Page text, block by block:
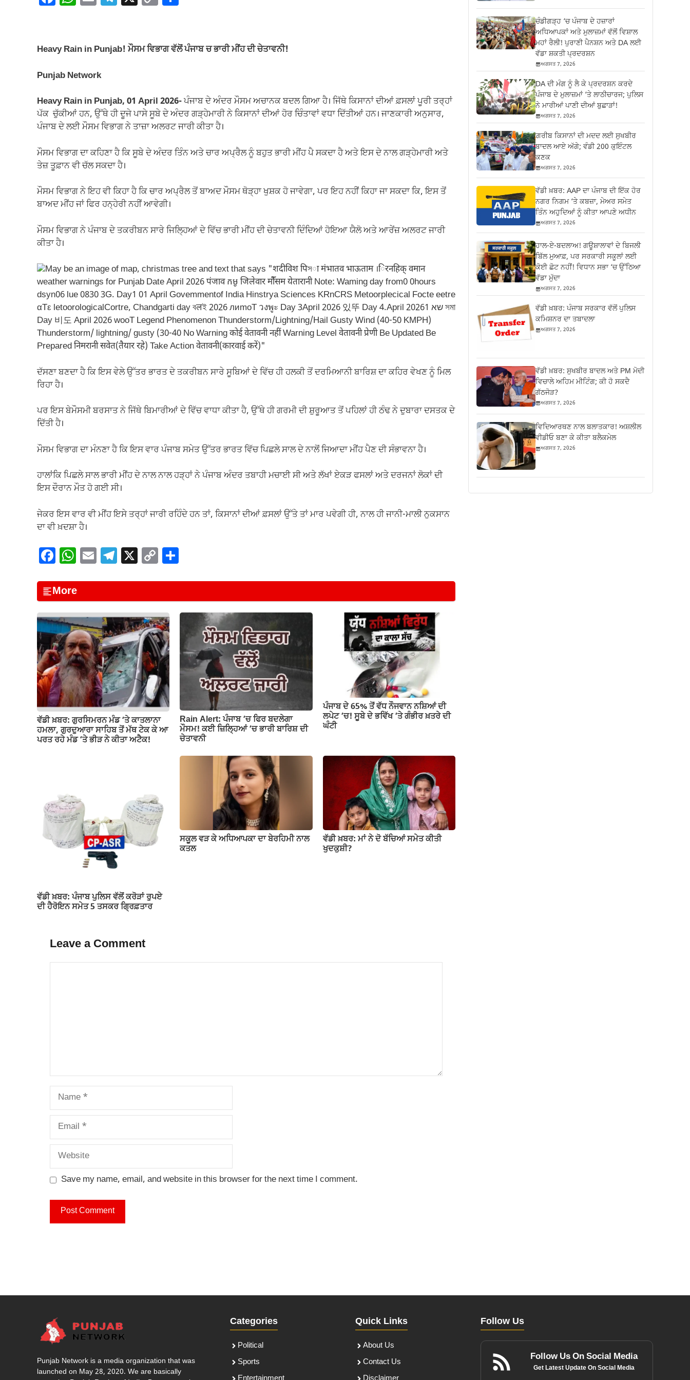
e
o
o
k
s
p
p
gr y
k
e
Heavy Rain in Punjab! ਮੌਸਮ ਵਿਭਾਗ ਵੱਲੋਂ ਪੰਜਾਬ ਚ ਭਾਰੀ ਮੀਂਹ ਦੀ ਚੇਤਾਵਨੀ!
Punjab Network
Heavy Rain in Punjab, 01 April 2026-ਪੰਜਾਬ ਦੇ ਅੰਦਰ ਮੌਸਮ ਅਚਾਨਕ ਬਦਲ ਗਿਆ ਹੈ। ਜਿੱਥੇ ਕਿਸਾਨਾਂ ਦੀਆਂ ਫ਼ਸਲਾਂ ਪੂਰੀ ਤਰ੍ਹਾਂ
ਪੱਕ ਚੁੱਕੀਆਂ ਹਨ, ਉੱਥੇ ਹੀ ਦੂਜੇ ਪਾਸੇ ਸੂਬੇ ਦੇ ਅੰਦਰ ਗੜ੍ਹੇਮਾਰੀ ਨੇ ਕਿਸਾਨਾਂ ਦੀਆਂ ਹੋਰ ਚਿੰਤਾਵਾਂ ਵਧਾ ਦਿੱਤੀਆਂ ਹਨ। ਜਾਣਕਾਰੀ ਅਨੁਸਾਰ,
ਪੰਜਾਬ ਦੇ ਲਈ ਮੌਸਮ ਵਿਭਾਗ ਨੇ ਤਾਜ਼ਾ ਅਲਰਟ ਜਾਰੀ ਕੀਤਾ ਹੈ।
ਮੌਸਮ ਵਿਭਾਗ ਦਾ ਕਹਿਣਾ ਹੈ ਕਿ ਸੂਬੇ ਦੇ ਅੰਦਰ ਤਿੰਨ ਅਤੇ ਚਾਰ ਅਪ੍ਰੈਲ ਨੂੰ ਬਹੁਤ ਭਾਰੀ ਮੀਂਹ ਪੈ ਸਕਦਾ ਹੈ ਅਤੇ ਇਸ ਦੇ ਨਾਲ ਗੜ੍ਹੇਮਾਰੀ ਅਤੇ
ਤੇਜ਼ ਤੂਫ਼ਾਨ ਵੀ ਚੱਲ ਸਕਦਾ ਹੈ।
ਮੌਸਮ ਵਿਭਾਗ ਨੇ ਇਹ ਵੀ ਕਿਹਾ ਹੈ ਕਿ ਚਾਰ ਅਪ੍ਰੈਲ ਤੋਂ ਬਾਅਦ ਮੌਸਮ ਥੋੜ੍ਹਾ ਖੁਸ਼ਕ ਹੋ ਜਾਵੇਗਾ, ਪਰ ਇਹ ਨਹੀਂ ਕਿਹਾ ਜਾ ਸਕਦਾ ਕਿ, ਇਸ ਤੋਂ
ਬਾਅਦ ਮੀਂਹ ਜਾਂ ਫਿਰ ਹਨ੍ਹੇਰੀ ਨਹੀਂ ਆਵੇਗੀ।
ਮੌਸਮ ਵਿਭਾਗ ਨੇ ਪੰਜਾਬ ਦੇ ਤਕਰੀਬਨ ਸਾਰੇ ਜਿਲ੍ਹਿਆਂ ਦੇ ਵਿੱਚ ਭਾਰੀ ਮੀਂਹ ਦੀ ਚੇਤਾਵਨੀ ਦਿੰਦਿਆਂ ਹੋਇਆ ਯੈਲੋ ਅਤੇ ਆਰੇਂਜ਼ ਅਲਰਟ ਜਾਰੀ
ਕੀਤਾ ਹੈ।
ਦੱਸਣਾ ਬਣਦਾ ਹੈ ਕਿ ਇਸ ਵੇਲੇ ਉੱਤਰ ਭਾਰਤ ਦੇ ਤਕਰੀਬਨ ਸਾਰੇ ਸੂਬਿਆਂ ਦੇ ਵਿੱਚ ਹੀ ਹਲਕੀ ਤੋਂ ਦਰਮਿਆਨੀ ਬਾਰਿਸ਼ ਦਾ ਕਹਿਰ ਵੇਖਣ ਨੂੰ ਮਿਲ
ਰਿਹਾ ਹੈ।
ਪਰ ਇਸ ਬੇਮੌਸਮੀ ਬਰਸਾਤ ਨੇ ਜਿੱਥੇ ਬਿਮਾਰੀਆਂ ਦੇ ਵਿੱਚ ਵਾਧਾ ਕੀਤਾ ਹੈ, ਉੱਥੇ ਹੀ ਗਰਮੀ ਦੀ ਸ਼ੁਰੂਆਤ ਤੋਂ ਪਹਿਲਾਂ ਹੀ ਠੰਢ ਨੇ ਦੁਬਾਰਾ ਦਸਤਕ ਦੇ
ਦਿੱਤੀ ਹੈ।
ਮੌਸਮ ਵਿਭਾਗ ਦਾ ਮੰਨਣਾ ਹੈ ਕਿ ਇਸ ਵਾਰ ਪੰਜਾਬ ਸਮੇਤ ਉੱਤਰ ਭਾਰਤ ਵਿੱਚ ਪਿਛਲੇ ਸਾਲ ਦੇ ਨਾਲੋਂ ਜਿਆਦਾ ਮੀਂਹ ਪੈਣ ਦੀ ਸੰਭਾਵਨਾ ਹੈ।
ਹਾਲਾਂਕਿ ਪਿਛਲੇ ਸਾਲ ਭਾਰੀ ਮੀਂਹ ਦੇ ਨਾਲ ਨਾਲ ਹੜ੍ਹਾਂ ਨੇ ਪੰਜਾਬ ਅੰਦਰ ਤਬਾਹੀ ਮਚਾਈ ਸੀ ਅਤੇ ਲੱਖਾਂ ਏਕੜ ਫਸਲਾਂ ਅਤੇ ਦਰਜਨਾਂ ਲੋਕਾਂ ਦੀ
ਇਸ ਦੌਰਾਨ ਮੌਤ ਹੋ ਗਈ ਸੀ।
ਜੇਕਰ ਇਸ ਵਾਰ ਵੀ ਮੀਂਹ ਇਸੇ ਤਰ੍ਹਾਂ ਜਾਰੀ ਰਹਿੰਦੇ ਹਨ ਤਾਂ, ਕਿਸਾਨਾਂ ਦੀਆਂ ਫ਼ਸਲਾਂ ਉੱਤੇ ਤਾਂ ਮਾਰ ਪਵੇਗੀ ਹੀ, ਨਾਲ ਹੀ ਜਾਨੀ-ਮਾਲੀ ਨੁਕਸਾਨ
ਦਾ ਵੀ ਖ਼ਦਸ਼ਾ ਹੈ।
F
c
e
b
o
o
k
W
at
s
A
p
p
E
ail
T
e
gr
a
m
X C
p
y
Li
n
k
ar
e
More
ਵੱਡੀ ਖ਼ਬਰ: ਗੁਰਸਿਮਰਨ ਮੰਡ ‘ਤੇ ਕਾਤਲਾਨਾ
ਹਮਲਾ, ਗੁਰਦੁਆਰਾ ਸਾਹਿਬ ਤੋਂ ਮੱਥ ਟੇਕ ਕੇ ਆ
ਪਰਤ ਰਹੇ ਮੰਡ ‘ਤੇ ਭੀੜ ਨੇ ਕੀਤਾ ਅਟੈਕ!
Rain Alert: ਪੰਜਾਬ ‘ਚ ਫਿਰ ਬਦਲੇਗਾ
ਮੌਸਮ! ਕਈ ਜ਼ਿਲ੍ਹਿਆਂ ‘ਚ ਭਾਰੀ ਬਾਰਿਸ਼ ਦੀ
ਚੇਤਾਵਨੀ
ਪੰਜਾਬ ਦੇ 65% ਤੋਂ ਵੱਧ ਨੌਜਵਾਨ ਨਸ਼ਿਆਂ ਦੀ
ਲਪੇਟ ‘ਚ! ਸੂਬੇ ਦੇ ਭਵਿੱਖ ‘ਤੇ ਗੰਭੀਰ ਖ਼ਤਰੇ ਦੀ
ਘੰਟੀ
ਵੱਡੀ ਖ਼ਬਰ: ਪੰਜਾਬ ਪੁਲਿਸ ਵੱਲੋਂ ਕਰੋੜਾਂ ਰੁਪਏ
ਦੀ ਹੈਰੋਇਨ ਸਮੇਤ 5 ਤਸਕਰ ਗ੍ਰਿਫ਼ਤਾਰ
ਸਕੂਲ ਵੜ ਕੇ ਅਧਿਆਪਕਾ ਦਾ ਬੇਰਹਿਮੀ ਨਾਲ
ਕਤਲ
ਵੱਡੀ ਖ਼ਬਰ: ਮਾਂ ਨੇ ਦੋ ਬੱਚਿਆਂ ਸਮੇਤ ਕੀਤੀ
ਖੁਦਕੁਸ਼ੀ?
Leave a Comment
Name
Email
Website
Save my name, email, and website in this browser for the next time I comment.
ਚੰਡੀਗੜ੍ਹ ‘ਚ ਪੰਜਾਬ ਦੇ ਹਜ਼ਾਰਾਂ
ਅਧਿਆਪਕਾਂ ਅਤੇ ਮੁਲਾਜ਼ਮਾਂ ਵੱਲੋਂ ਵਿਸ਼ਾਲ
ਮਹਾਂ ਰੈਲੀ! ਪੁਰਾਣੀ ਪੈਨਸ਼ਨ ਅਤੇ DA ਲਈ
ਵੱਡਾ ਸ਼ਕਤੀ ਪ੍ਰਦਰਸ਼ਨ
ਅਗਸਤ 7, 2026
DA ਦੀ ਮੰਗ ਨੂੰ ਲੈ ਕੇ ਪ੍ਰਦਰਸ਼ਨ ਕਰਦੇ
ਪੰਜਾਬ ਦੇ ਮੁਲਾਜ਼ਮਾਂ ‘ਤੇ ਲਾਠੀਚਾਰਜ; ਪੁਲਿਸ
ਨੇ ਮਾਰੀਆਂ ਪਾਣੀ ਦੀਆਂ ਬੁਛਾੜਾਂ!
ਅਗਸਤ 7, 2026
ਗ਼ਰੀਬ ਕਿਸਾਨਾਂ ਦੀ ਮਦਦ ਲਈ ਸੁਖਬੀਰ
ਬਾਦਲ ਆਏ ਅੱਗੇ; ਵੰਡੀ 200 ਕੁਇੰਟਲ
ਕਣਕ
ਅਗਸਤ 7, 2026
ਵੱਡੀ ਖ਼ਬਰ: AAP ਦਾ ਪੰਜਾਬ ਦੀ ਇੱਕ ਹੋਰ
ਨਗਰ ਨਿਗਮ ‘ਤੇ ਕਬਜ਼ਾ, ਮੇਅਰ ਸਮੇਤ
ਤਿੰਨ ਅਹੁਦਿਆਂ ਨੂੰ ਕੀਤਾ ਆਪਣੇ ਅਧੀਨ
ਅਗਸਤ 7, 2026
ਹਾਲ-ਏ-ਬਦਲਾਅ! ਗਊਸ਼ਾਲਾਵਾਂ ਦੇ ਬਿਜਲੀ
ਬਿੱਲ ਮੁਆਫ਼, ਪਰ ਸਰਕਾਰੀ ਸਕੂਲਾਂ ਲਈ
ਕੋਈ ਛੋਟ ਨਹੀਂ! ਵਿਧਾਨ ਸਭਾ ‘ਚ ਉੱਠਿਆ
ਵੱਡਾ ਮੁੱਦਾ
ਅਗਸਤ 7, 2026
ਵੱਡੀ ਖ਼ਬਰ: ਪੰਜਾਬ ਸਰਕਾਰ ਵੱਲੋਂ ਪੁਲਿਸ
ਕਮਿਸ਼ਨਰ ਦਾ ਤਬਾਦਲਾ
ਅਗਸਤ 7, 2026
ਵੱਡੀ ਖ਼ਬਰ: ਸੁਖਬੀਰ ਬਾਦਲ ਅਤੇ PM ਮੋਦੀ
ਵਿਚਾਲੇ ਅਹਿਮ ਮੀਟਿੰਗ; ਕੀ ਹੋ ਸਕਦੈ
ਗੱਠਜੋੜ?
ਅਗਸਤ 7, 2026
ਵਿਦਿਆਰਥਣ ਨਾਲ ਬਲਾਤਕਾਰ! ਅਸ਼ਲੀਲ
ਵੀਡੀਓ ਬਣਾ ਕੇ ਕੀਤਾ ਬਲੈਕਮੇਲ
ਅਗਸਤ 7, 2026
Punjab Network is a media organization that was
launched on May 28, 2020. We are basically
Categories
Political
Sports
Quick Links
About Us
Contact Us
Follow Us
Follow Us On Social Media
Get Latest Update On Social Media